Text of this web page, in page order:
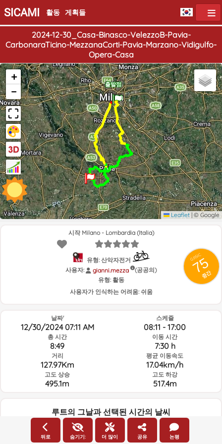
SICAMI 활동 게획들
2024-12-30_Casa-Binasco-VelezzoB-Pavia-
CarbonaraTicino-MezzanaCorti-Pavia-Marzano-Vidigulfo-
Opera-Casa
출발점
도착점
+
−
Leaflet | © Google
GRSIC
75
중간
시작 Milano - Lombardia (Italia)
유형: 산악자전거
사용자:
gianni.mezza
(공공의)
유형: 활동
사용자가 인식하는 어려움: 쉬움
날짜'
12/30/2024 07:11 AM
총 시간
8:49
거리
127.97Km
고도 상승
495.1m
스케쥴
08:11 - 17:00
이동 시간
7:30 h
평균 이동속도
17.04km/h
고도 하강
517.4m
루트의 그날과 선택된 시간의 날씨
07:00
뒤로 숨기기: 더 많이 공유 논평